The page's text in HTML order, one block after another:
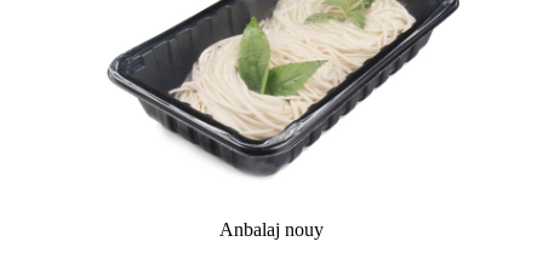
Anbalaj nouy